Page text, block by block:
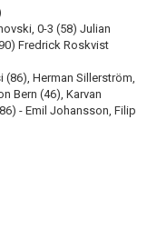
0-3 (58) Julian
Fredrick Roskvist
(86), Herman Sillerström,
Bern (46), Karvan
- Emil Johansson, Filip